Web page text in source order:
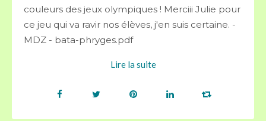
couleurs des jeux olympiques ! Merciii Julie pour
ce jeu qui va ravir nos élèves, j'en suis certaine. -
MDZ - bata-phryges.pdf
Lire la suite